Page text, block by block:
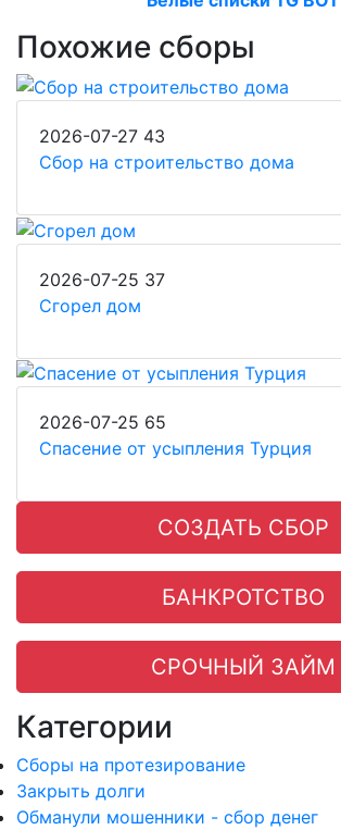
Похожие сборы
2026-07-27 43
Сбор на строительство дома
2026-07-25 37
Сгорел дом
2026-07-25 65
Спасение от усыпления Турция
СОЗДАТЬ СБОР
БАНКРОТСТВО
СРОЧНЫЙ ЗАЙМ
Категории
Сборы на протезирование
Закрыть долги
Обманули мошенники - сбор денег